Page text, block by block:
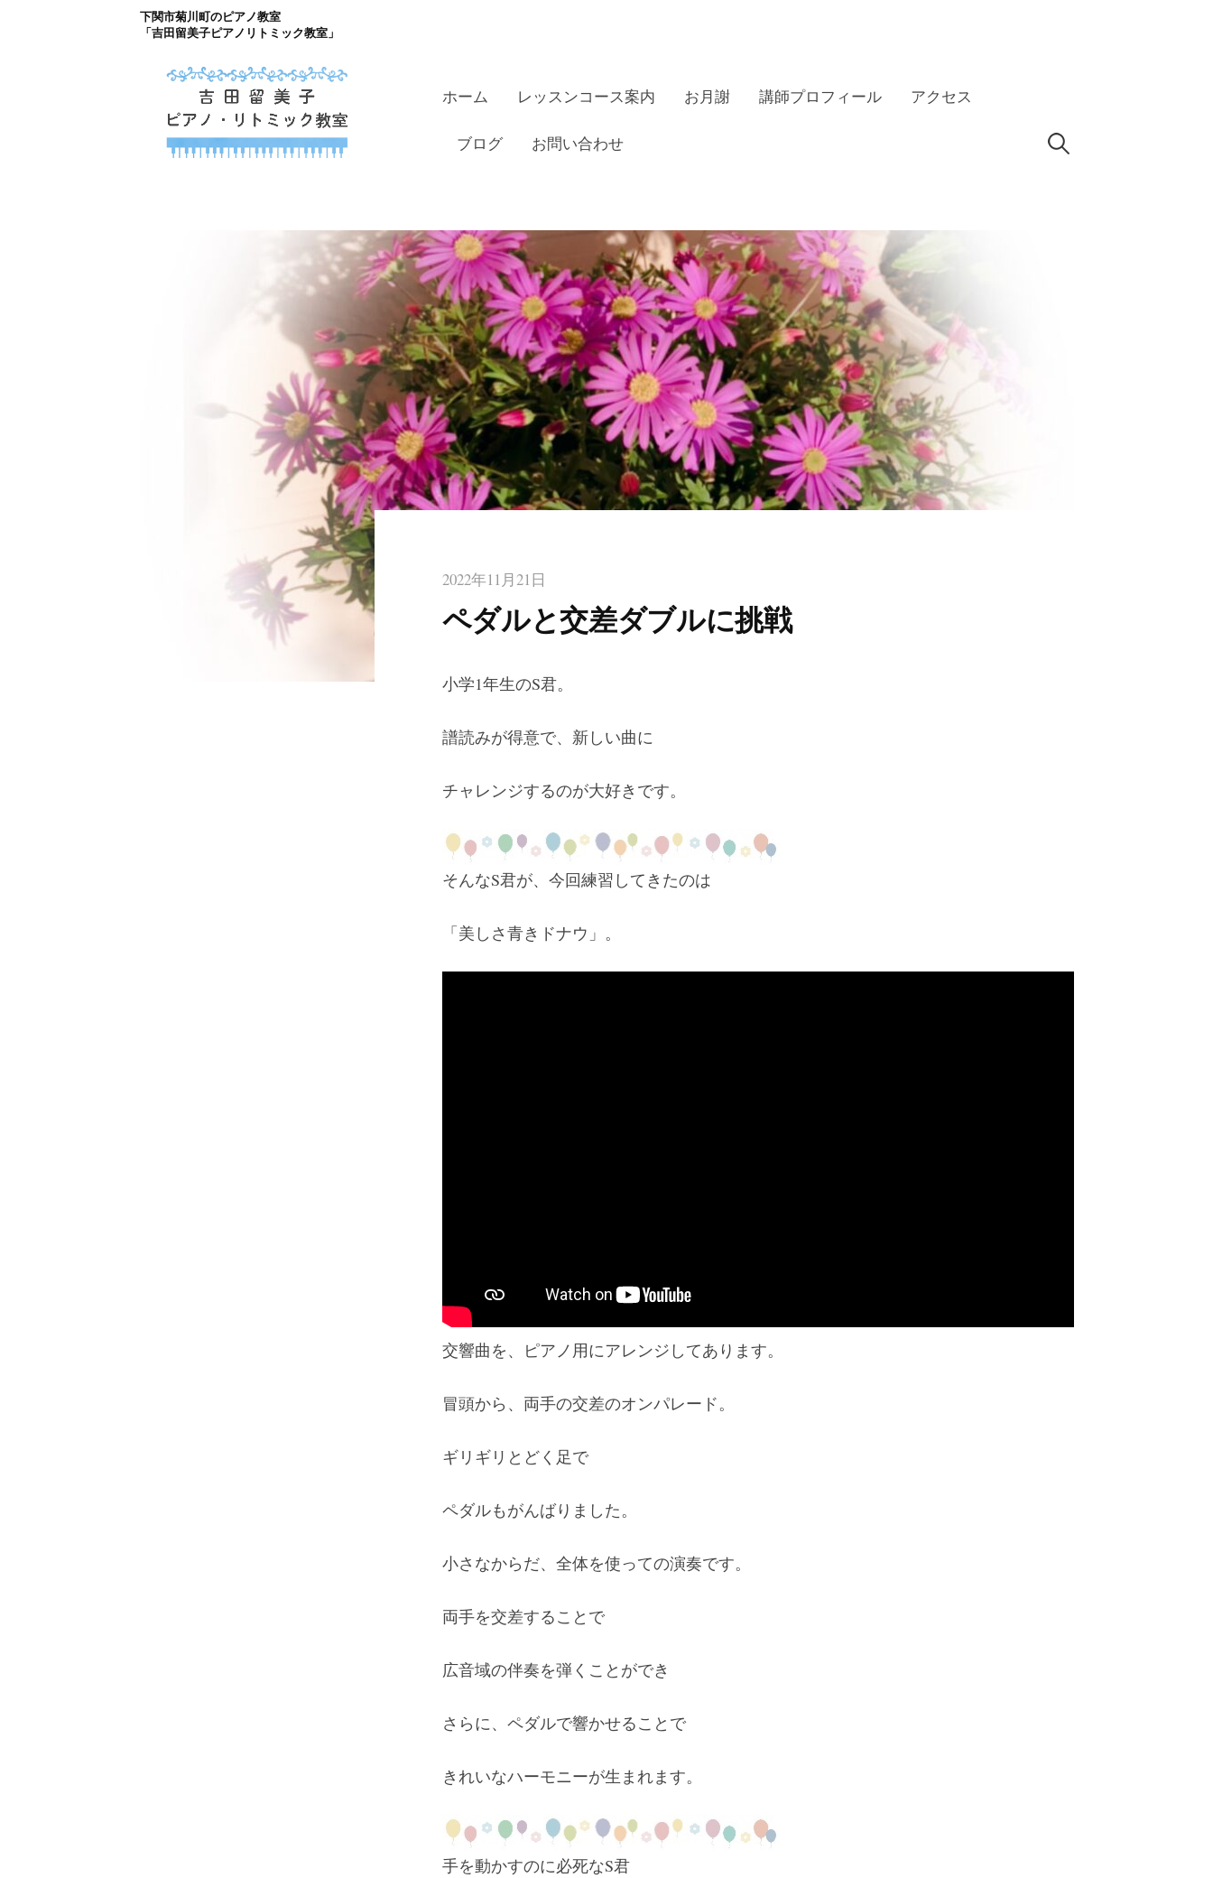
コ
下関市菊川町のピアノ教室
「吉田留美子ピアノリトミック教室」
ホーム レッスンコース案内 お月謝 講師プロフィール アクセス
ブログ お問い合わせ 検
2022年11月21日
ペダルと交差ダブルに挑戦
小学1年生のS君。
譜読みが得意で、新しい曲に
チャレンジするのが大好きです。
そんなS君が、今回練習してきたのは
「美しさ青きドナウ」。
交響曲を、ピアノ用にアレンジしてあります。
冒頭から、両手の交差のオンパレード。
ギリギリとどく足で
ペダルもがんばりました。
小さなからだ、全体を使っての演奏です。
両手を交差することで
広音域の伴奏を弾くことができ
さらに、ペダルで響かせることで
きれいなハーモニーが生まれます。
手を動かすのに必死なS君